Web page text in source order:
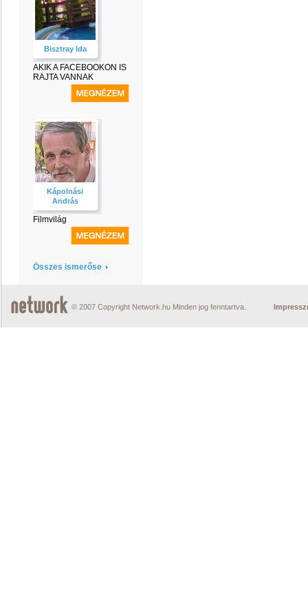
Bisztray Ida
AKIK A FACEBOOKON IS
RAJTA VANNAK
Kápolnási
András
Filmvilág
Összes ismerőse
© 2007 Copyright Network.hu Minden jog fenntartva.